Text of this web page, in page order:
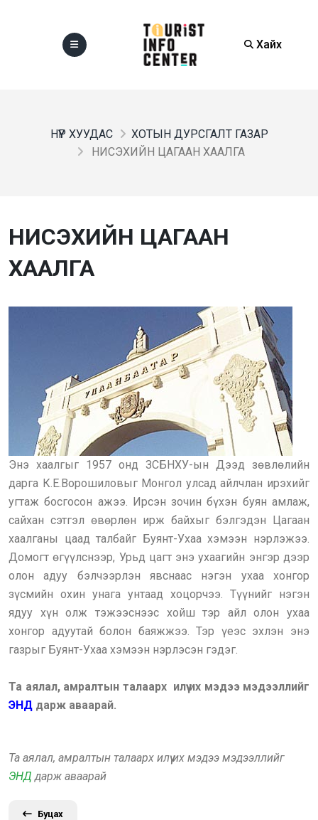
Хайх
НҮҮР ХУУДАС
ХОТЫН ДУРСГАЛТ ГАЗАР
НИСЭХИЙН ЦАГААН ХААЛГА
НИСЭХИЙН ЦАГААН
ХААЛГА
Энэ хаалгыг 1957 онд ЗСБНХУ-ын Дээд зөвлөлийн
дарга К.Е.Ворошиловыг Монгол улсад айлчлан ирэхийг
угтаж босгосон ажээ. Ирсэн зочин бүхэн буян амлаж,
сайхан сэтгэл өвөрлөн ирж байхыг бэлгэдэн Цагаан
хаалганы цаад талбайг Буянт-Ухаа хэмээн нэрлэжээ.
Домогт өгүүлснээр, Урьд цагт энэ ухаагийн энгэр дээр
олон адуу бэлчээрлэн явснаас нэгэн ухаа хонгор
зүсмийн охин унага унтаад хоцорчээ. Түүнийг нэгэн
ядуу хүн олж тэжээснээс хойш тэр айл олон ухаа
хонгор адуутай болон баяжжээ. Тэр үеэс эхлэн энэ
газрыг Буянт-Ухаа хэмээн нэрлэсэн гэдэг.
Та аялал, амралтын талаарх илүү их мэдээ мэдээллийг
ЭНД дарж аваарай.
Та аялал, амралтын талаарх илүү их мэдээ мэдээллийг
ЭНД дарж аваарай
Буцах